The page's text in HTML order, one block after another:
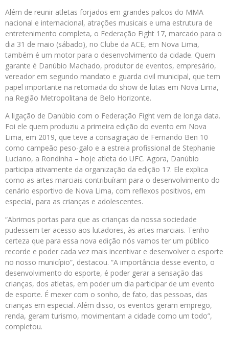
Além de reunir atletas forjados em grandes palcos do MMA
nacional e internacional, atrações musicais e uma estrutura de
entretenimento completa, o Federação Fight 17, marcado para o
dia 31 de maio (sábado), no Clube da ACE, em Nova Lima,
também é um motor para o desenvolvimento da cidade. Quem
garante é Danúbio Machado, produtor de eventos, empresário,
vereador em segundo mandato e guarda civil municipal, que tem
papel importante na retomada do show de lutas em Nova Lima,
na Região Metropolitana de Belo Horizonte.
A ligação de Danúbio com o Federação Fight vem de longa data.
Foi ele quem produziu a primeira edição do evento em Nova
Lima, em 2019, que teve a consagração de Fernando Ben 10
como campeão peso-galo e a estreia profissional de Stephanie
Luciano, a Rondinha – hoje atleta do UFC. Agora, Danúbio
participa ativamente da organização da edição 17. Ele explica
como as artes marciais contribuíram para o desenvolvimento do
cenário esportivo de Nova Lima, com reflexos positivos, em
especial, para as crianças e adolescentes.
“Abrimos portas para que as crianças da nossa sociedade
pudessem ter acesso aos lutadores, às artes marciais. Tenho
certeza que para essa nova edição nós vamos ter um público
recorde e poder cada vez mais incentivar e desenvolver o esporte
no nosso município”, destacou. “A importância desse evento, o
desenvolvimento do esporte, é poder gerar a sensação das
crianças, dos atletas, em poder um dia participar de um evento
de esporte. É mexer com o sonho, de fato, das pessoas, das
crianças em especial. Além disso, os eventos geram emprego,
renda, geram turismo, movimentam a cidade como um todo”,
completou.